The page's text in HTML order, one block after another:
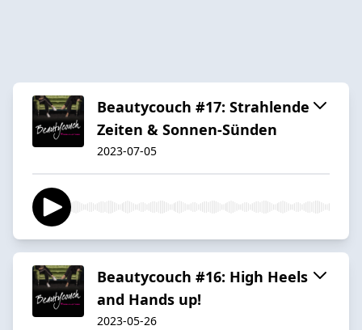
Beautycouch #17: Strahlende
Zeiten & Sonnen-Sünden
2023-07-05
Beautycouch #16: High Heels
and Hands up!
2023-05-26